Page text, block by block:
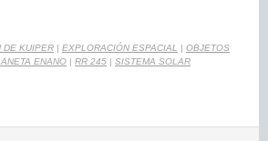
DE KUIPER | EXPLORACIÓN ESPACIAL | OBJETOS
ENANO | RR 245 | SISTEMA SOLAR